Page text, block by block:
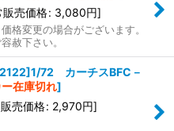
販売価格: 3,080円]
格変更の場合がございます。
赦下さい。
72 カーチスBFC－
ー在庫切れ]
売価格: 2,970円]